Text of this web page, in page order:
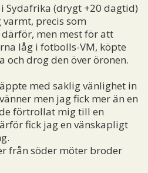
Sydafrika (drygt +20 dagtid)
precis som
men mest för att
låg i fotbolls-VM, köpte
och drog den över öronen.
med saklig vänlighet in
men jag fick mer än en
förtrollat mig till en
fick jag en vänskapligt
från söder möter broder